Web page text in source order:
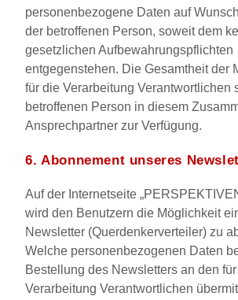
personenbezogene Daten auf
der betroffenen Person, soweit dem
gesetzlichen Aufbewahrungspflichten
entgegenstehen. Die Gesamtheit der
für die Verarbeitung Verantwortlichen
betroffenen Person in diesem
Ansprechpartner zur Verfügung.
6. Abonnement unseres
Auf der Internetseite
wird den Benutzern die Möglichkeit
Newsletter (Querdenkerverteiler) zu
Welche personenbezogenen Daten
Bestellung des Newsletters an den
Verarbeitung Verantwortlichen